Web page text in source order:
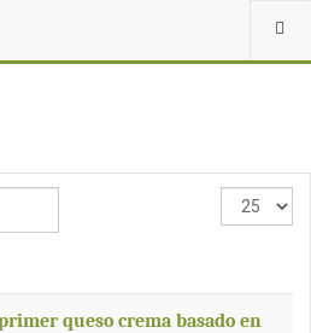
Display
#
queso crema basado en